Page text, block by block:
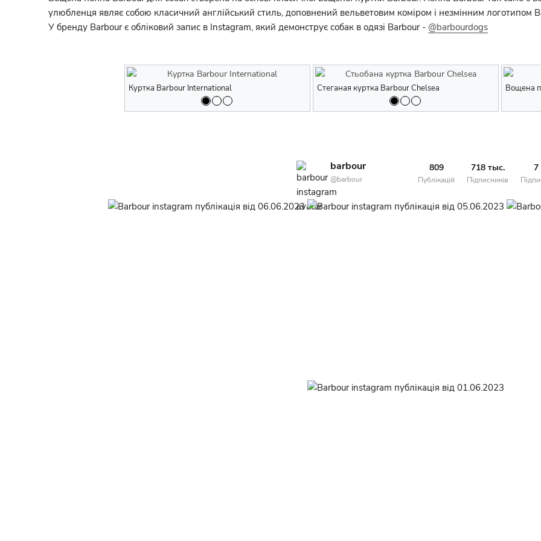
улюбленця являє собою класичний англійський стиль, доповнений вельветовим коміром і незмінним логотипом
У бренду Barbour є обліковий запис в Instagram, який демонструє собак в одязі Barbour - @barbourdogs
Куртка Barbour International Куртка Barbour International Куртка
Стеганая куртка Barbour Chelsea Стьобана
Вощена
barbour
@barbour
809
Публікацій
718 тыс.
Підписників
7